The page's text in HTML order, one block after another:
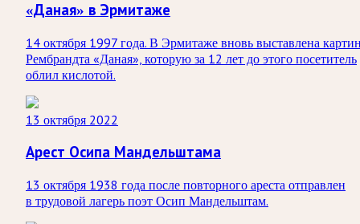
«Даная» в Эрмитаже
14 октября 1997 года. В Эрмитаже вновь выставлена
Рембрандта «Даная», которую за 12 лет до этого посетитель
облил кислотой.
13 октября 2022
Арест Осипа Мандельштама
13 октября 1938 года после повторного ареста отправлен
в трудовой лагерь поэт Осип Мандельштам.